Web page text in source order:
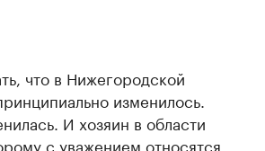
что в Нижегородской
изменилось.
И хозяин в области
с уважением относятся